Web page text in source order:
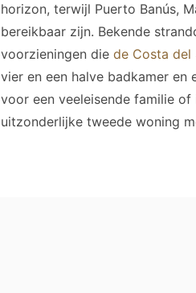
horizon, terwijl Puerto Banús,
bereikbaar zijn. Bekende
voorzieningen die de Costa del
vier en een halve badkamer
voor een veeleisende familie
uitzonderlijke tweede woning